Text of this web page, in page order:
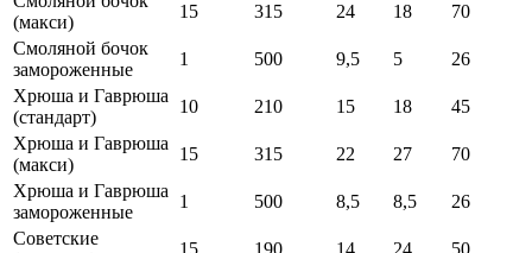
(макси)
15 315 24 18
70
Смоляной бочок
замороженные
1 500 9,5 5
26
Хрюша и Гаврюша
(стандарт)
10 210 15 18
45
Хрюша и Гаврюша
(макси)
15 315 22 27
70
Хрюша и Гаврюша
замороженные
1 500 8,5 8,5
26
Советские